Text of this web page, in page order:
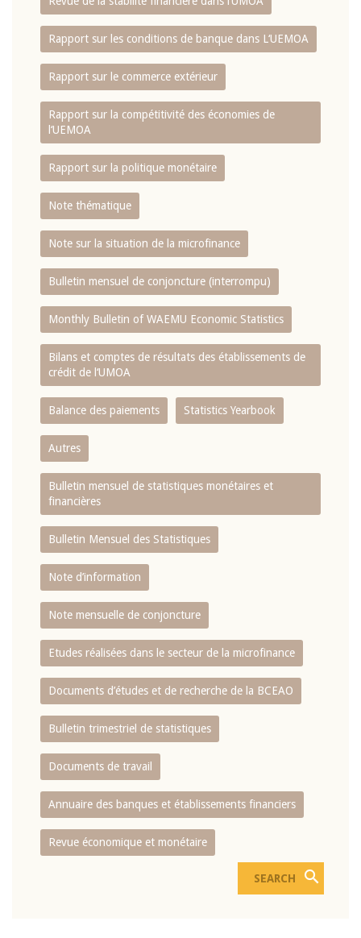
Rapport sur les conditions de banque dans L‘UEMOA
Rapport sur le commerce extérieur
Rapport sur la compétitivité des économies de
l‘UEMOA
Rapport sur la politique monétaire
Note thématique
Note sur la situation de la microfinance
Bulletin mensuel de conjoncture (interrompu)
Monthly Bulletin of WAEMU Economic Statistics
Bilans et comptes de résultats des établissements de
crédit de l‘UMOA
Balance des paiements Statistics Yearbook
Autres
Bulletin mensuel de statistiques monétaires et
financières
Bulletin Mensuel des Statistiques
Note d’information
Note mensuelle de conjoncture
Etudes réalisées dans le secteur de la microfinance
Documents d’études et de recherche de la BCEAO
Bulletin trimestriel de statistiques
Documents de travail
Annuaire des banques et établissements financiers
Revue économique et monétaire